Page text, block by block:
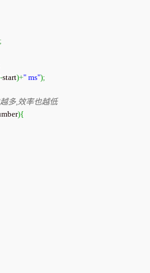
;
-start)+" ms");
多,效率也越低
){